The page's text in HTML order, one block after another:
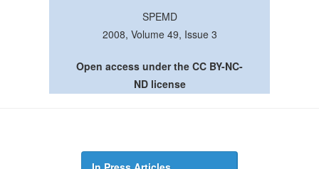
SPEMD
2008, Volume 49, Issue 3
Open access under the CC BY-NC-
ND license